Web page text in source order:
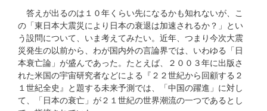
答えが出るのは１０年くらい先になるかも知れないが、こ
の「東日本大震災により日本の衰退は加速されるか？」とい
う設問について、いま考えてみたい。近年、つまり今次大震
災発生の以前から、わが国内外の言論界では、いわゆる「日
本衰亡論」が盛んであった。たとえば、２００３年に出版さ
れた米国の宇宙研究者などによる『２２世紀から回顧する２
１世紀全史』と題する未来予測では、「中国の躍進」に対し
て、「日本の衰亡」が２１世紀の世界潮流の一つであるとし